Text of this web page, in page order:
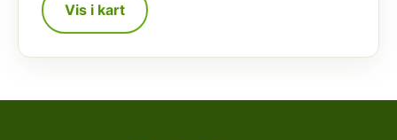
Vis i kart